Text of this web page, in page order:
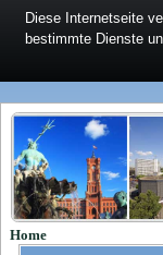
Home
Diese Internetseite
bestimmte Dienste